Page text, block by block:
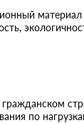
материал
по